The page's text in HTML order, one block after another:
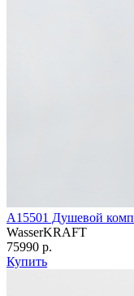
A15501 Душевой
WasserKRAFT
75990 р.
Купить